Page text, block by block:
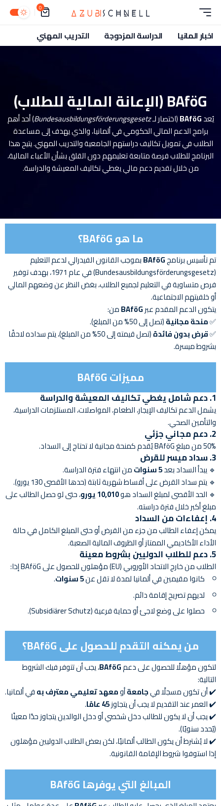
0
اخبار المانيا الدراسة المزدوجة التدريب المهني
BAföG (الإعانة المالية للطلاب)
يُعدBAföG(اختصار لـBundesausbildungsförderungsgesetz) أحد أهم
برامج الدعم المالي الحكومي في ألمانيا، والذي يهدف إلى مساعدة
الطلاب في تمويل تكاليف دراستهم الجامعية والتدريب المهني. يتيح هذا
البرنامج للطلاب فرصة متابعة تعليمهم دون القلق بشأن الأعباء المالية،
من خلال تقديم دعم مالي يغطي تكاليف المعيشة والدراسة.
ما هو BAföG؟
تم تأسيس برنامجBAföGبموجب القانون الفيدرالي لدعم التعليم
(Bundesausbildungsförderungsgesetz) في عام 1971، بهدف توفير
فرص متساوية في التعليم لجميع الطلاب، بغض النظر عن وضعهم المالي
أو خلفيتهم الاجتماعية.
يتكون الدعم المقدم عبرBAföGمن:
✅منحة مجانية(تصل إلى 50% من المبلغ).
✅قرض بدون فائدة
(تصل قيمته إلى 50% من المبلغ)، يتم سداده لاحقًا
بشروط ميسرة.
مميزات BAföG
1. دعم شامل يغطي تكاليف المعيشة والدراسة
يشمل الدعم تكاليف الإيجار، الطعام، المواصلات، المستلزمات الدراسية،
والتأمين الصحي.
2. دعم مجاني جزئي
50% من مبلغ BAföG يُقدم كمنحة مجانية لا تحتاج إلى السداد.
3. سداد ميسر للقرض
🔹 يبدأ السداد بعد5 سنوات
من انتهاء فترة الدراسة.
🔹 يتم سداد القرض على أقساط شهرية ثابتة (حدها الأقصى 130 يورو).
🔹 الحد الأقصى لمبلغ السداد هو10,010 يورو
، حتى لو حصل الطالب على
مبلغ أكبر خلال فترة دراسته.
4. إعفاءات من السداد
يمكن إعفاء الطالب من جزء من القرض أو حتى المبلغ الكامل في حالة
الأداء الأكاديمي الممتاز أو الظروف المالية الصعبة.
5. دعم للطلاب الدوليين بشروط معينة
الطلاب من خارج الاتحاد الأوروبي (EU) مؤهلون للحصول على BAföG إذا:
كانوا مقيمين في ألمانيا لمدة لا تقل عن5 سنوات
.
لديهم تصريح إقامة دائم.
حصلوا على وضع لاجئ أو حماية فرعية (Subsidiärer Schutz).
من يمكنه التقدم للحصول على BAföG؟
لتكون مؤهلًا للحصول على دعمBAföG، يجب أن تتوفر فيك الشروط
التالية:
✔️ أن تكون مسجلًا فيجامعةأومعهد تعليمي معترف بهفي ألمانيا.
✔️ العمر عند التقديم لا يجب أن يتجاوز45 عامًا
.
✔️ يجب أن لا يكون للطالب دخل شخصي أو دخل الوالدين يتجاوز حدًا معينًا
(يُحدد سنويًا).
✔️ لا يُشترط أن يكون الطالب ألمانيًا، لكن بعض الطلاب الدوليين مؤهلون
إذا استوفوا شروط الإقامة القانونية.
المبالغ التي يوفرها BAföG